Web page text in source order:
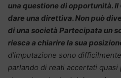
una questione di opportunità.
dare una direttiva. Non può
di una società Partecipata un
riesca a chiarire la sua
d’imputazione sono
parlando di reati accertati quasi